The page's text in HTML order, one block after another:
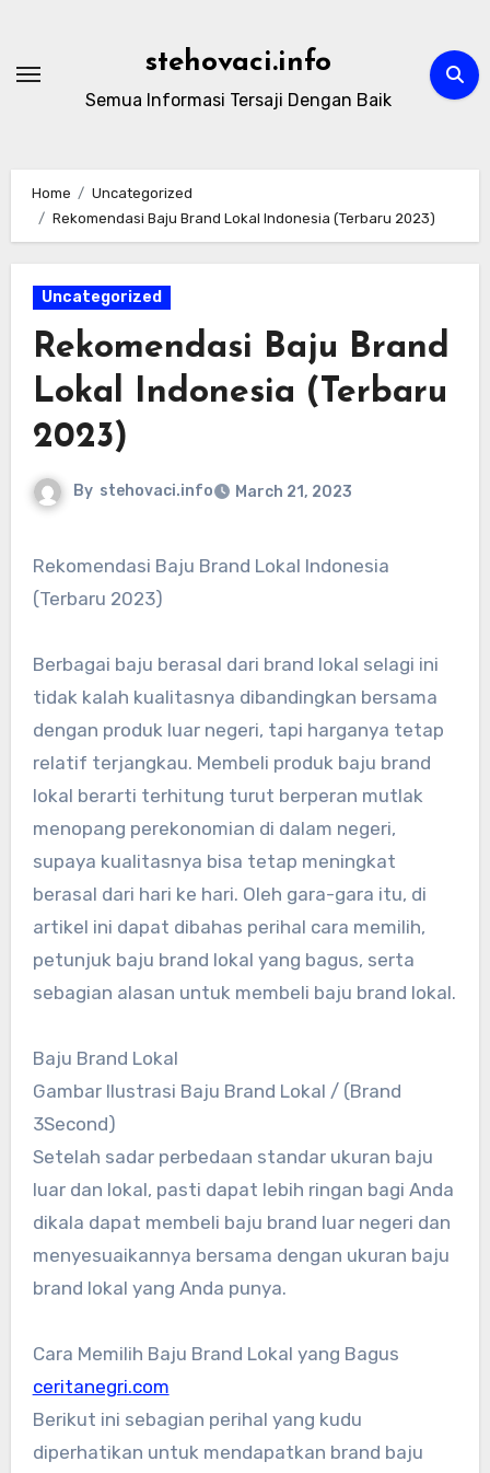
content
stehovaci.info
Semua Informasi Tersaji Dengan Baik
Home
Uncategorized
Rekomendasi Baju Brand Lokal Indonesia (Terbaru 2023)
Uncategorized
Rekomendasi Baju Brand
Lokal Indonesia (Terbaru
2023)
By stehovaci.info March 21, 2023
Rekomendasi Baju Brand Lokal Indonesia
(Terbaru 2023)
Berbagai baju berasal dari brand lokal selagi ini
tidak kalah kualitasnya dibandingkan bersama
dengan produk luar negeri, tapi harganya tetap
relatif terjangkau. Membeli produk baju brand
lokal berarti terhitung turut berperan mutlak
menopang perekonomian di dalam negeri,
supaya kualitasnya bisa tetap meningkat
berasal dari hari ke hari. Oleh gara-gara itu, di
artikel ini dapat dibahas perihal cara memilih,
petunjuk baju brand lokal yang bagus, serta
sebagian alasan untuk membeli baju brand lokal.
Baju Brand Lokal
Gambar Ilustrasi Baju Brand Lokal / (Brand
3Second)
Setelah sadar perbedaan standar ukuran baju
luar dan lokal, pasti dapat lebih ringan bagi Anda
dikala dapat membeli baju brand luar negeri dan
menyesuaikannya bersama dengan ukuran baju
brand lokal yang Anda punya.
Cara Memilih Baju Brand Lokal yang Bagus
ceritanegri.com
Berikut ini sebagian perihal yang kudu
diperhatikan untuk mendapatkan brand baju